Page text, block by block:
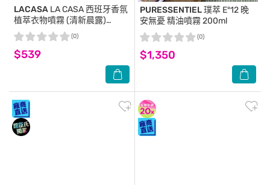
LACASA LA CASA 西班牙香氛
植萃衣物噴霧 (清新晨露)
250ml
$539
(0)
PURESSENTIEL璞萃 E°12 晚
安無憂 精油噴霧 200ml
$1,350
(0)